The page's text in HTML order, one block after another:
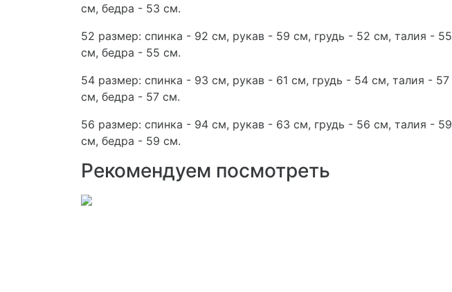
см, бедра - 53 см.
52 размер: спинка - 92 см, рукав - 59 см, грудь - 52 см, талия - 55
см, бедра - 55 см.
54 размер: спинка - 93 см, рукав - 61 см, грудь - 54 см, талия - 57
см, бедра - 57 см.
56 размер: спинка - 94 см, рукав - 63 см, грудь - 56 см, талия - 59
см, бедра - 59 см.
Рекомендуем посмотреть